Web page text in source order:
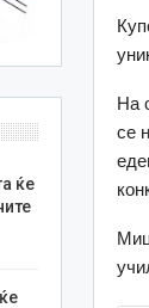
На
се
ќе